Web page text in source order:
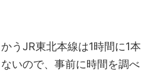
うJR東北本線は1時間に1本
いので、事前に時間を調べ